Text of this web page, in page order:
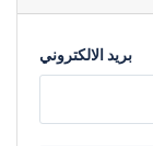
بريد الالكتروني